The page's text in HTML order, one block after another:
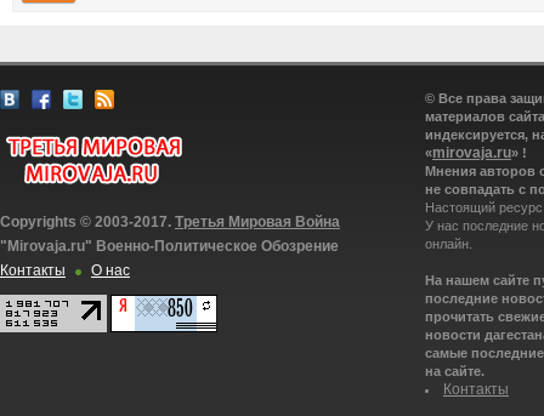
Copyrights © 2003-2017. Третья Мировая Война
"Mirovaja.ru" Военно-Политическое Обозрение
Контакты
О нас
© Все права
материалов
индексируется,
«mirovaja.ru» !
Мнения авторов
не совпадать с
Настоящий
У нас последние
онлайн.
На нашем сайте
последние
прочитать
новости
самые
на сайте.
Контакты